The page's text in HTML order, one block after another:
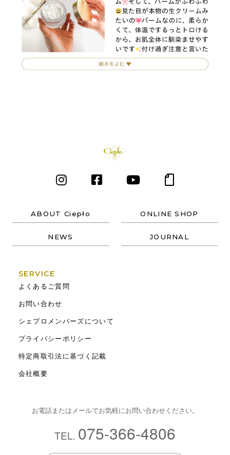
ABOUT Ciepło ONLINE SHOP
NEWS JOURNAL
SERVICE
よくあるご質問
お問い合わせ
シェプロメンバーズについて
プライバシーポリシー
特定商取引法に基づく記載
会社概要
お電話またはメールでお気軽にお問い合わせください。
TEL. 075-366-4806